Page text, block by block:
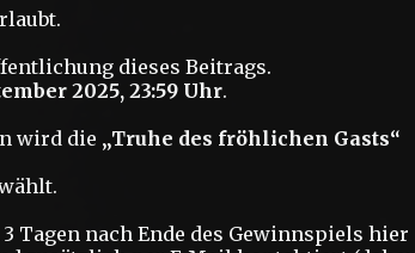
dieses Beitrags.
2025, 23:59 Uhr.
wird die „Truhe des fröhlichen Gasts“
Tagen nach Ende des Gewinnspiels hier